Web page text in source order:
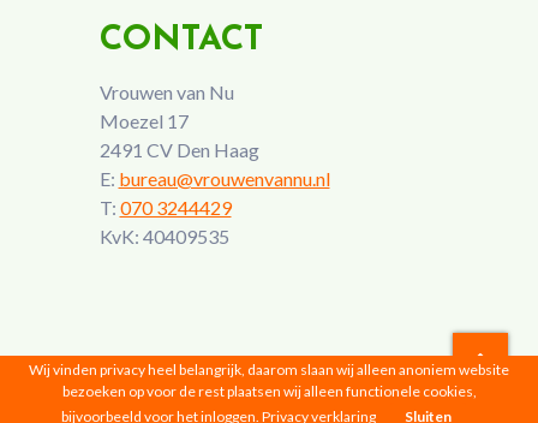
CONTACT
Vrouwen van Nu
Moezel 17
2491 CV Den Haag
E: bureau@vrouwenvannu.nl
T: 070 3244429
KvK: 40409535
Vrouwen van Nu © 2026 |Privacyverklaring
Wij vinden privacy heel belangrijk, daarom slaan wij alleen anoniem website
bezoeken op voor de rest plaatsen wij alleen functionele cookies,
bijvoorbeeld voor het inloggen. Privacy verklaring Sluiten